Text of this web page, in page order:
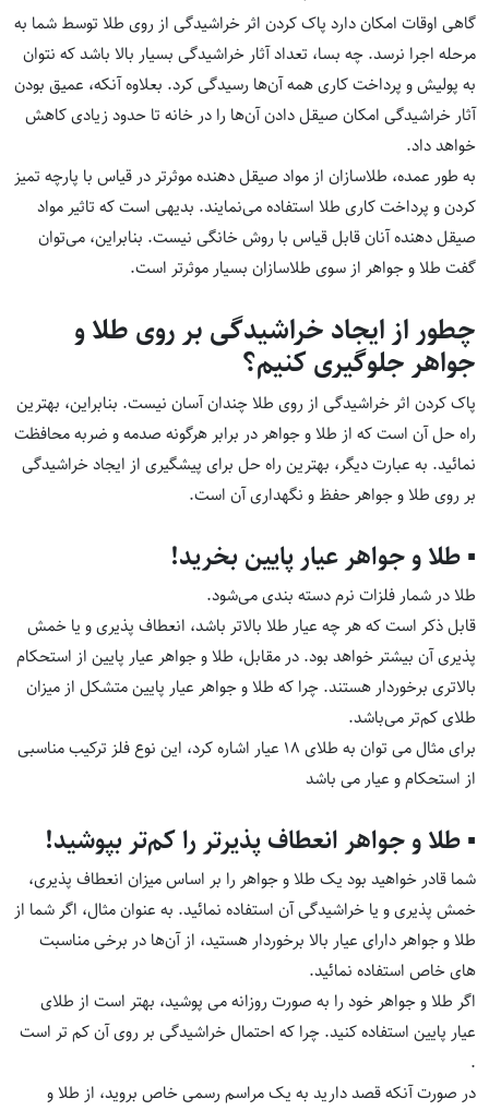
گاهی اوقات امکان دارد پاک کردن اثر خراشیدگی از روی طلا توسط شما به
مرحله اجرا نرسد. چه بسا، تعداد آثار خراشیدگی بسیار بالا باشد که نتوان
به پولیش و پرداخت کاری همه آن‌ها رسیدگی کرد. بعلاوه آنکه، عمیق بودن
آثار خراشیدگی امکان صیقل دادن آن‌ها را در خانه تا حدود زیادی کاهش
خواهد داد.
به طور عمده، طلاسازان از مواد صیقل دهنده موثرتر در قیاس با پارچه تمیز
کردن و پرداخت کاری طلا استفاده می‌نمایند. بدیهی است که تاثیر مواد
صیقل دهنده آنان قابل قیاس با روش خانگی نیست. بنابراین، می‌توان
گفت طلا و جواهر از سوی طلاسازان بسیار موثرتر است.
چطور از ایجاد خراشیدگی بر روی طلا و
جواهر جلوگیری کنیم؟
پاک کردن اثر خراشیدگی از روی طلا چندان آسان نیست. بنابراین، بهترین
راه حل آن است که از طلا و جواهر در برابر هرگونه صدمه و ضربه محافظت
نمائید. به عبارت دیگر، بهترین راه حل برای پیشگیری از ایجاد خراشیدگی
بر روی طلا و جواهر حفظ و نگهداری آن است.
▪ طلا و جواهر عیار پایین بخرید!
طلا در شمار فلزات نرم دسته بندی می‌شود.
قابل ذکر است که هر چه عیار طلا بالاتر باشد، انعطاف پذیری و یا خمش
پذیری آن بیشتر خواهد بود. در مقابل، طلا و جواهر عیار پایین از استحکام
بالاتری برخوردار هستند. چرا که طلا و جواهر عیار پایین متشکل از میزان
طلای کم‌تر می‌باشد.
برای مثال می توان به طلای ۱۸ عیار اشاره کرد، این نوع فلز ترکیب مناسبی
از استحکام و عیار می باشد
▪ طلا و جواهر انعطاف پذیرتر را کم‌تر بپوشید!
شما قادر خواهید بود یک طلا و جواهر را بر اساس میزان انعطاف پذیری،
خمش پذیری و یا خراشیدگی آن استفاده نمائید. به عنوان مثال، اگر شما از
طلا و جواهر دارای عیار بالا برخوردار هستید، از آن‌ها در برخی مناسبت
های خاص استفاده نمائید.
اگر طلا و جواهر خود را به صورت روزانه می پوشید، بهتر است از طلای
عیار پایین استفاده کنید. چرا که احتمال خراشیدگی بر روی آن کم تر است
.
در صورت آنکه قصد دارید به یک مراسم رسمی خاص بروید، از طلا و